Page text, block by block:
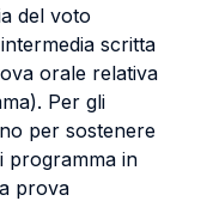
del voto
scritta
orale relativa
Per gli
per sostenere
programma in
prova